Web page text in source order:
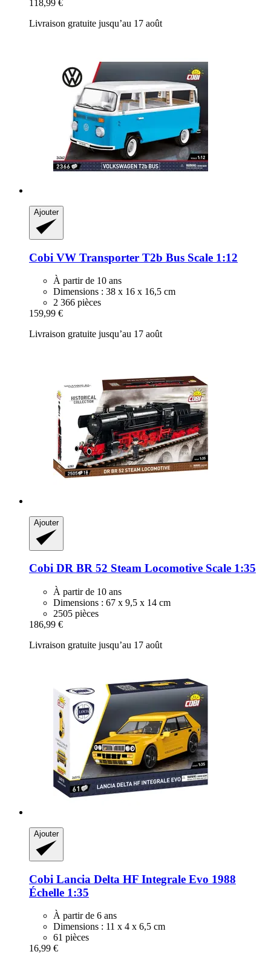
118,99 €
Livraison gratuite jusqu’au 17 août
Ajouter
Cobi VW Transporter T2b Bus Scale 1:12
À partir de 10 ans
Dimensions : 38 x 16 x 16,5 cm
2 366 pièces
159,99 €
Livraison gratuite jusqu’au 17 août
Ajouter
Cobi DR BR 52 Steam Locomotive Scale 1:35
À partir de 10 ans
Dimensions : 67 x 9,5 x 14 cm
2505 pièces
186,99 €
Livraison gratuite jusqu’au 17 août
Ajouter
Cobi Lancia Delta HF Integrale Evo 1988
Échelle 1:35
À partir de 6 ans
Dimensions : 11 x 4 x 6,5 cm
61 pièces
16,99 €